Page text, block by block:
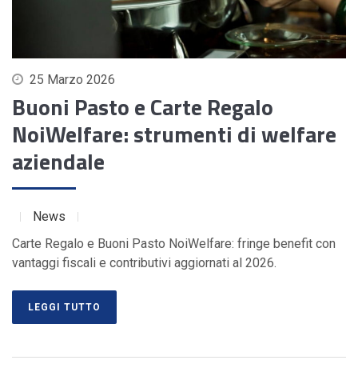
25 Marzo 2026
Buoni Pasto e Carte Regalo
NoiWelfare: strumenti di welfare
aziendale
News
Carte Regalo e Buoni Pasto NoiWelfare: fringe benefit con
vantaggi fiscali e contributivi aggiornati al 2026.
LEGGI TUTTO